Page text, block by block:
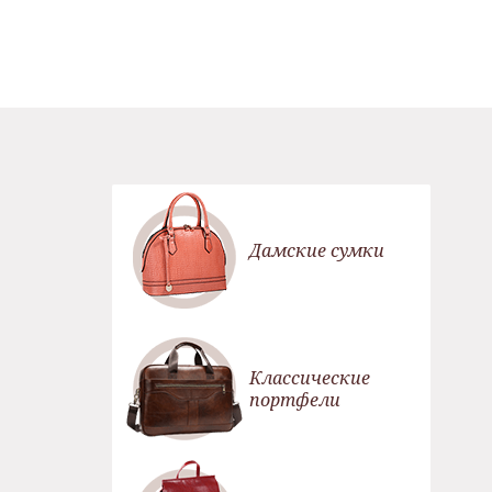
Дамские сумки
Классические
портфели